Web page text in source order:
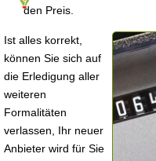
den Preis.
Ist alles korrekt,
können Sie sich auf
die Erledigung aller
weiteren
Formalitäten
verlassen, Ihr neuer
Anbieter wird für Sie